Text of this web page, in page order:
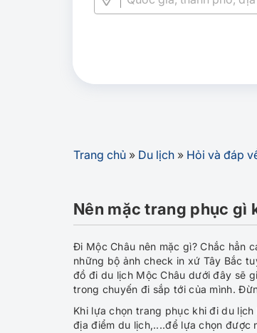
Trang chủ » Du lịch » Hỏi và đáp
Nên mặc trang phục gì
Đi Mộc Châu nên mặc gì? Chắc hẳn
những bộ ảnh check in xứ Tây Bắc
đồ đi du lịch Mộc Châu dưới đây sẽ
trong chuyến đi sắp tới của mình.
Khi lựa chọn trang phục khi đi du
địa điểm du lịch,....để lựa chọn được